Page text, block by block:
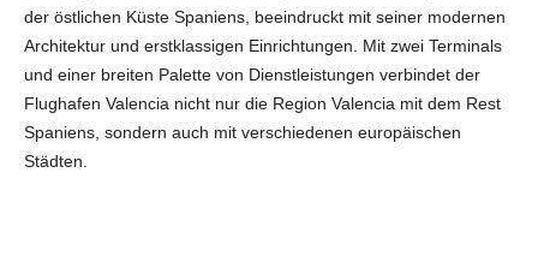
o
der östlichen Küste Spaniens, beeindruckt mit seiner modernen
Architektur und erstklassigen Einrichtungen. Mit zwei Terminals
und einer breiten Palette von Dienstleistungen verbindet der
Flughafen Valencia nicht nur die Region Valencia mit dem Rest
Spaniens, sondern auch mit verschiedenen europäischen
Städten.